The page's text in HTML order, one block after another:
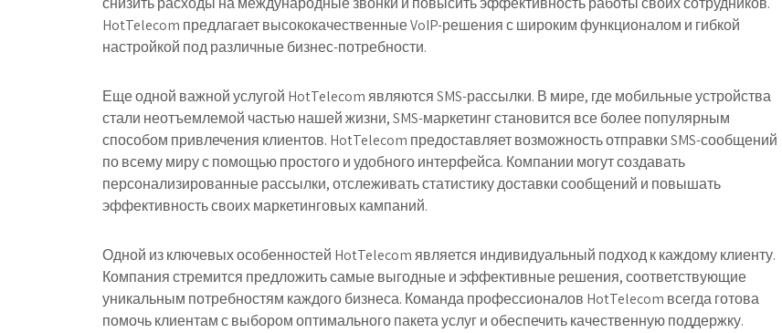
HotTelecom предлагает высококачественные VoIP-решения с широким функционалом и гибкой
настройкой под различные бизнес-потребности.
Еще одной важной услугой HotTelecom являются SMS-рассылки. В мире, где мобильные устройства
стали неотъемлемой частью нашей жизни, SMS-маркетинг становится все более популярным
способом привлечения клиентов. HotTelecom предоставляет возможность отправки SMS-сообщений
по всему миру с помощью простого и удобного интерфейса. Компании могут создавать
персонализированные рассылки, отслеживать статистику доставки сообщений и повышать
эффективность своих маркетинговых кампаний.
Одной из ключевых особенностей HotTelecom является индивидуальный подход к каждому клиенту.
Компания стремится предложить самые выгодные и эффективные решения, соответствующие
уникальным потребностям каждого бизнеса. Команда профессионалов HotTelecom всегда готова
помочь клиентам с выбором оптимального пакета услуг и обеспечить качественную поддержку.